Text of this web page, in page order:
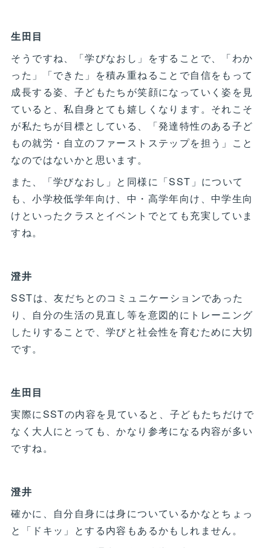
生田目
そうですね、「学びなおし」をすることで、「わか
った」「できた」を積み重ねることで自信をもって
成長する姿、子どもたちが笑顔になっていく姿を見
ていると、私自身とても嬉しくなります。それこそ
が私たちが目標としている、「発達特性のある子ど
もの就労・自立のファーストステップを担う」こと
なのではないかと思います。
また、「学びなおし」と同様に「SST」について
も、小学校低学年向け、中・高学年向け、中学生向
けといったクラスとイベントでとても充実していま
すね。
澄井
SSTは、友だちとのコミュニケーションであった
り、自分の生活の見直し等を意図的にトレーニング
したりすることで、学びと社会性を育むために大切
です。
生田目
実際にSSTの内容を見ていると、子どもたちだけで
なく大人にとっても、かなり参考になる内容が多い
ですね。
澄井
確かに、自分自身には身についているかなとちょっ
と「ドキッ」とする内容もあるかもしれません。